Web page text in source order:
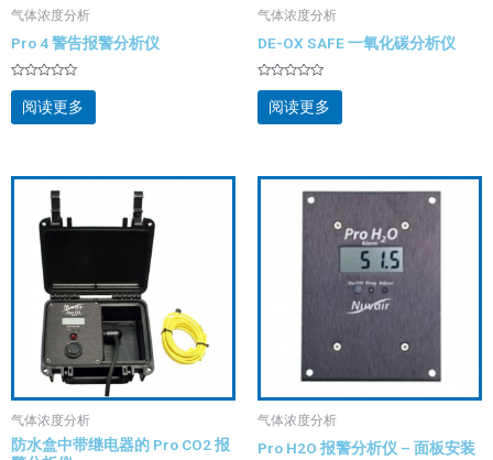
气体浓度分析
Pro 4 警告报警分析仪
评
分
&sol;
阅读更多
气体浓度分析
DE-OX SAFE 一氧化碳分析仪
评
分
&sol;
阅读更多
气体浓度分析
防水盒中带继电器的 Pro CO2 报
气体浓度分析
Pro H2O 报警分析仪 – 面板安装